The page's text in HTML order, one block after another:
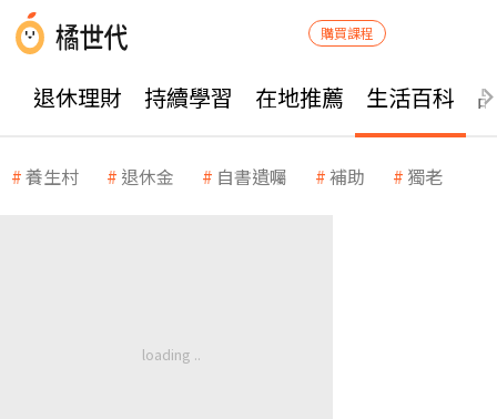
購買課程
退休理財 持續學習 在地推薦 生活百科
養生村 退休金 自書遺囑 補助 獨老